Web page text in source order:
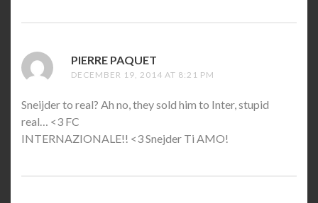
PIERRE PAQUET
DECEMBER 19, 2014 AT 8:21 PM
Sneijder to real? Ah no, they sold him to Inter, stupid
real… <3 FC
INTERNAZIONALE!! <3 Snejder Ti AMO!